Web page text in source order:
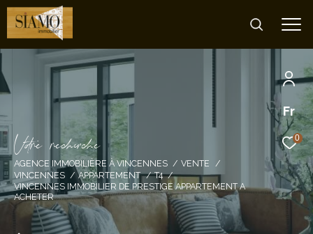
Fr
0
Vore recece
AGENCE IMMOBILIÈRE À VINCENNES
VENTE
VINCENNES
APPARTEMENT
T4
VINCENNES IMMOBILIER DE PRESTIGE APPARTEMENT A
ACHETER